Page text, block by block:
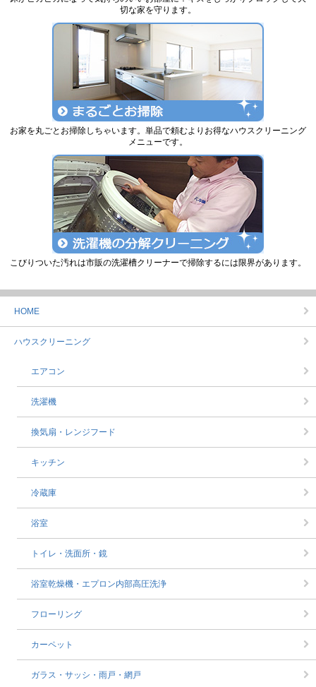
切な家を守ります。
お家を丸ごとお掃除しちゃいます。単品で頼むよりお得なハウスクリーニング
メニューです。
こびりついた汚れは市販の洗濯槽クリーナーで掃除するには限界があります。
HOME
ハウスクリーニング
エアコン
洗濯機
換気扇・レンジフード
キッチン
冷蔵庫
浴室
トイレ・洗面所・鏡
浴室乾燥機・エプロン内部高圧洗浄
フローリング
カーペット
ガラス・サッシ・雨戸・網戸